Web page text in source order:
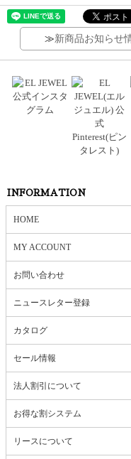
≫新商品お知らせ
INFORMATION
HOME
MY ACCOUNT
お問い合わせ
ニュースレター登録
カタログ
セール情報
法人割引について
お得な割システム
リースについて